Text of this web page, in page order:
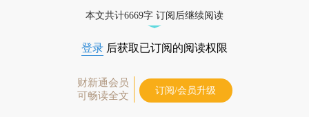
本文共计6669字 订阅后继续阅读
登录 后获取已订阅的阅读权限
财新通会员
可畅读全文
订阅/会员升级